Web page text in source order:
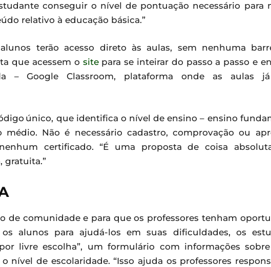
conseguir o nível de pontuação necessário para
relativo à educação básica.”
terão acesso direto às aulas, sem nenhuma
que acessem o sitepara se inteirar do passo a passo e
– Google Classroom, plataforma onde as aulas
único, que identifica o nível de ensino – ensino
Não é necessário cadastro, comprovação ou
certificado. “É uma proposta de coisa
gratuita.”
de comunidade e para que os professores tenham
alunos para ajudá-los em suas dificuldades, os
livre escolha”, um formulário com informações
nível de escolaridade. “Isso ajuda os professores